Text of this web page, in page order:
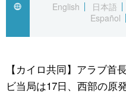
国際
文化
アーカイブ
Japan Data
動画/Live
スポーツ・東京2020
English
日本語
Español
【カイロ共同】アラブ首
ビ当局は17日、西部の原